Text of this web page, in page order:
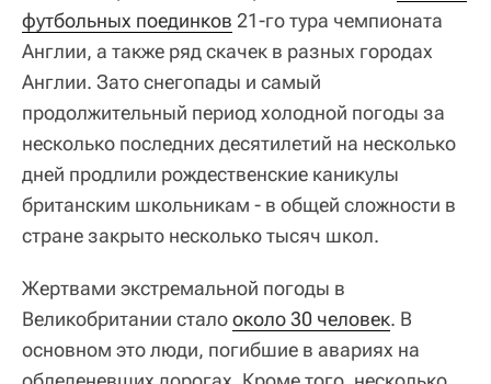
футбольных поединков 21-го тура чемпионата
Англии, а также ряд скачек в разных городах
Англии. Зато снегопады и самый
продолжительный период холодной погоды за
несколько последних десятилетий на несколько
дней продлили рождественские каникулы
британским школьникам - в общей сложности в
стране закрыто несколько тысяч школ.
Жертвами экстремальной погоды в
Великобритании сталооколо 30 человек. В
основном это люди, погибшие в авариях на